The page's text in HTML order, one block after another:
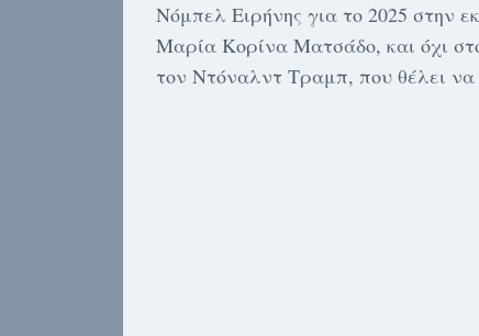
Νόμπελ Ειρήνης για το 2025 στην
Μαρία Κορίνα Ματσάδο, και όχι
τον Ντόναλντ Τραμπ, που θέλει